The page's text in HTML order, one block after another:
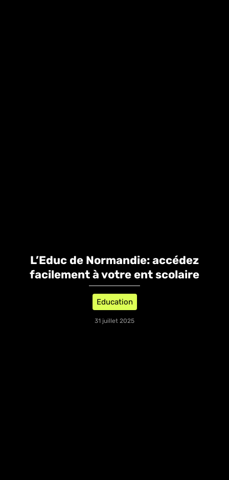
L’Educ de Normandie: accédez
facilement à votre ent scolaire
Education
31 juillet 2025